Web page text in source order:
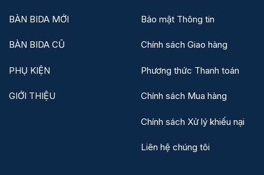
BÀN BIDA MỚI
BÀN BIDA CŨ
PHỤ KIỆN
GIỚI THIỆU
Bảo mật Thông tin
Chính sách Giao hàng
Phương thức Thanh toán
Chính sách Mua hàng
Chính sách Xử lý khiếu nại
Liên hệ chúng tôi